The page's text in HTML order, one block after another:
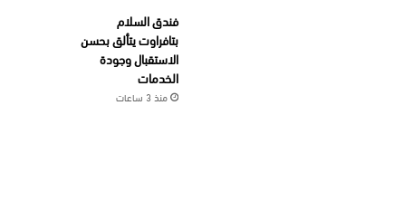
فندق السلام
بتافراوت يتألق بحسن
الاستقبال وجودة
الخدمات
منذ 3 ساعات